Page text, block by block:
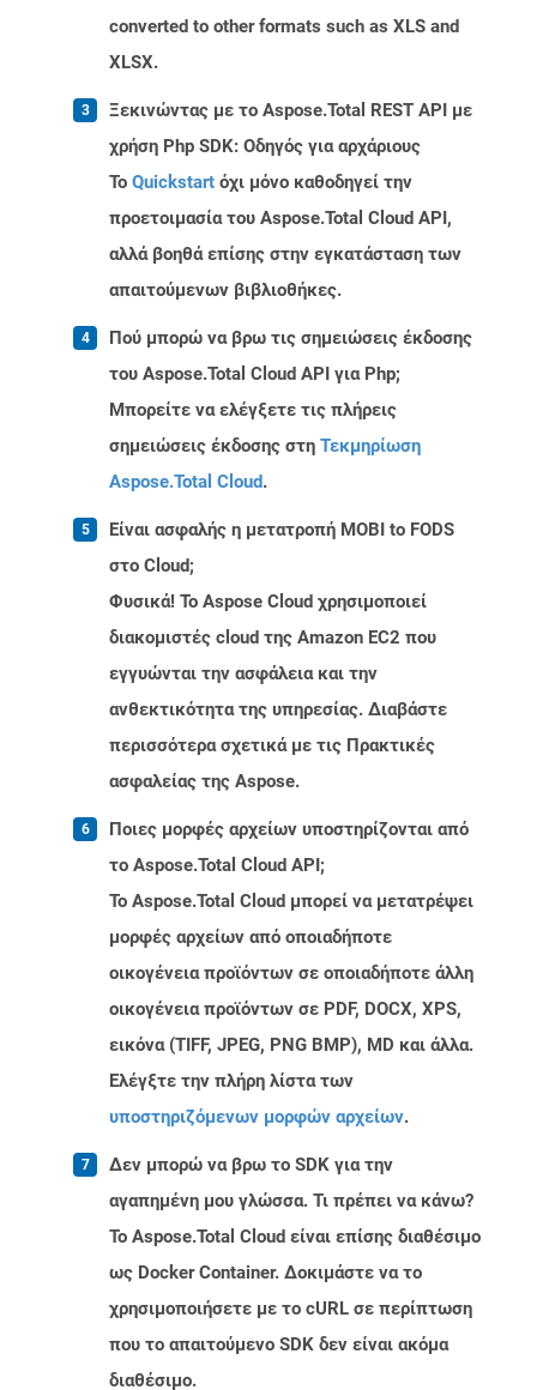
converted to other formats such as XLS and
XLSX.
Ξεκινώντας με το Aspose.Total REST API με
χρήση Php SDK: Οδηγός για αρχάριους
Το Quickstart όχι μόνο καθοδηγεί την
προετοιμασία του Aspose.Total Cloud API,
αλλά βοηθά επίσης στην εγκατάσταση των
απαιτούμενων βιβλιοθήκες.
Πού μπορώ να βρω τις σημειώσεις έκδοσης
του Aspose.Total Cloud API για Php;
Μπορείτε να ελέγξετε τις πλήρεις
σημειώσεις έκδοσης στη Τεκμηρίωση
Aspose.Total Cloud.
Είναι ασφαλής η μετατροπή MOBI to FODS
στο Cloud;
Φυσικά! Το Aspose Cloud χρησιμοποιεί
διακομιστές cloud της Amazon EC2 που
εγγυώνται την ασφάλεια και την
ανθεκτικότητα της υπηρεσίας. Διαβάστε
περισσότερα σχετικά με τις Πρακτικές
ασφαλείας της Aspose.
Ποιες μορφές αρχείων υποστηρίζονται από
το Aspose.Total Cloud API;
Το Aspose.Total Cloud μπορεί να μετατρέψει
μορφές αρχείων από οποιαδήποτε
οικογένεια προϊόντων σε οποιαδήποτε άλλη
οικογένεια προϊόντων σε PDF, DOCX, XPS,
εικόνα (TIFF, JPEG, PNG BMP), MD και άλλα.
Ελέγξτε την πλήρη λίστα των
υποστηριζόμενων μορφών αρχείων.
Δεν μπορώ να βρω το SDK για την
αγαπημένη μου γλώσσα. Τι πρέπει να κάνω?
Το Aspose.Total Cloud είναι επίσης διαθέσιμο
ως Docker Container. Δοκιμάστε να το
χρησιμοποιήσετε με το cURL σε περίπτωση
που το απαιτούμενο SDK δεν είναι ακόμα
διαθέσιμο.